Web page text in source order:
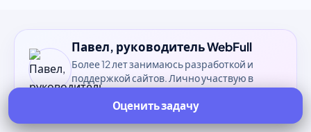
Павел, руководитель WebFull
Более 12 лет занимаюсь разработкой и
поддержкой сайтов. Лично участвую в
оценке задач и контролирую результат.
Оценить задачу